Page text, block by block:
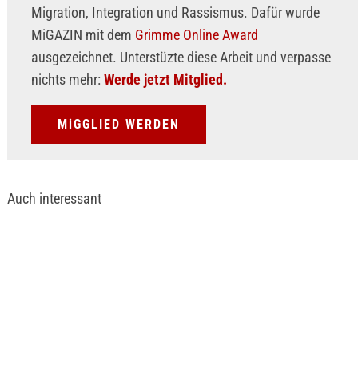
Migration, Integration und Rassismus. Dafür wurde
MiGAZIN mit dem Grimme Online Award
ausgezeichnet. Unterstüzte diese Arbeit und verpasse
nichts mehr: Werde jetzt Mitglied.
MiGGLIED WERDEN
Auch interessant